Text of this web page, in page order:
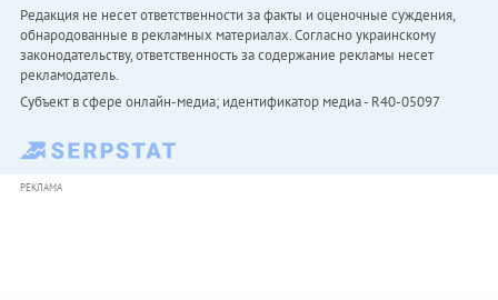
Редакция не несет ответственности за факты и оценочные суждения,
обнародованные в рекламных материалах. Согласно украинскому
законодательству, ответственность за содержание рекламы несет
рекламодатель.
Субъект в сфере онлайн-медиа; идентификатор медиа - R40-05097
РЕКЛАМА